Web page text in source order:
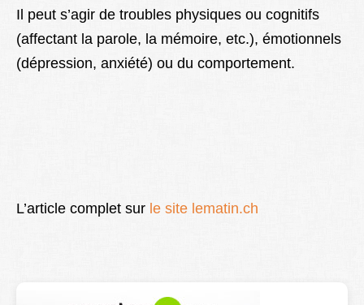
Il peut s’agir de troubles physiques ou cognitifs
(affectant la parole, la mémoire, etc.), émotionnels
(dépression, anxiété) ou du comportement.
L’article complet sur le site lematin.ch